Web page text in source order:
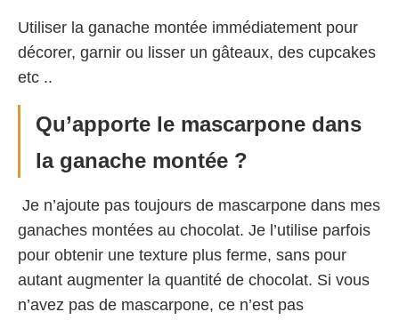
Utiliser la ganache montée immédiatement pour
décorer, garnir ou lisser un gâteaux, des cupcakes
etc ..
Qu’apporte le mascarpone dans
la ganache montée ?
Je n’ajoute pas toujours de mascarpone dans mes
ganaches montées au chocolat. Je l’utilise parfois
pour obtenir une texture plus ferme, sans pour
autant augmenter la quantité de chocolat. Si vous
n’avez pas de mascarpone, ce n’est pas